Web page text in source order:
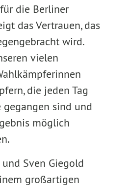
die Berliner
das Vertrauen, das
wird.
vielen
die jeden Tag
sind und
möglich
Sven Giegold
großartigen